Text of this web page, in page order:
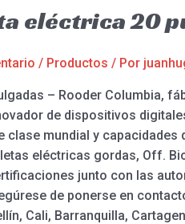
eléctrica 20
/ Productos / Por
– Rooder Columbia,
de dispositivos
clase mundial y
eléctricas gordas, Off.
junto con las
de ponerse en
Cali, Barranquilla,